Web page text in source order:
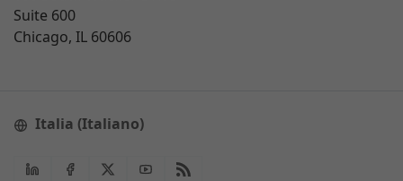
Suite 600
Chicago, IL 60606
Italia (Italiano)